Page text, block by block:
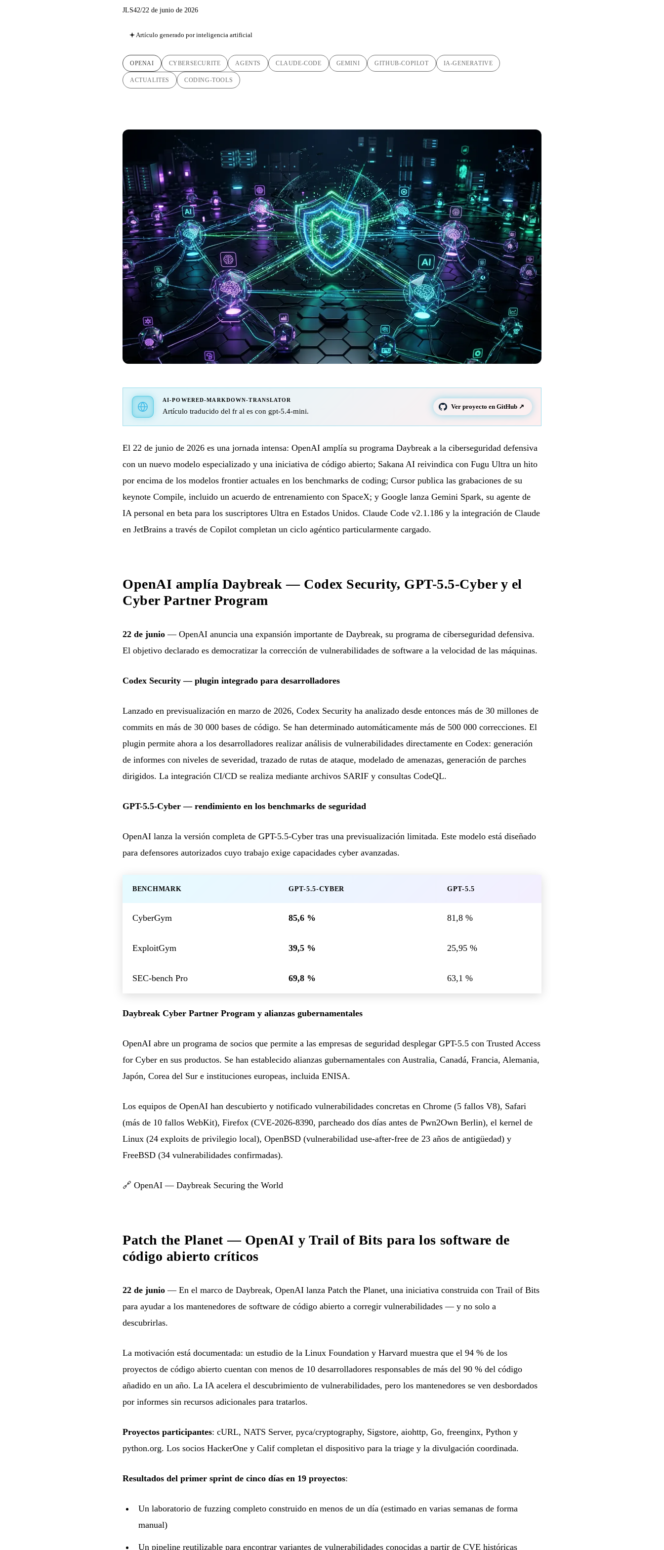
JLS42/22 de junio de 2026
Artículo generado por inteligencia artificial
OPENAI CYBERSECURITE AGENTS CLAUDE-CODE GEMINI GITHUB-COPILOT IA-GENERATIVE
ACTUALITES CODING-TOOLS
AI-POWERED-MARKDOWN-TRANSLATOR
Artículo traducido del fr al es con gpt-5.4-mini.
Ver proyecto en GitHub ↗
El 22 de junio de 2026 es una jornada intensa: OpenAI amplía su programa Daybreak a la ciberseguridad defensiva
con un nuevo modelo especializado y una iniciativa de código abierto; Sakana AI reivindica con Fugu Ultra un hito
por encima de los modelos frontier actuales en los benchmarks de coding; Cursor publica las grabaciones de su
keynote Compile, incluido un acuerdo de entrenamiento con SpaceX; y Google lanza Gemini Spark, su agente de
IA personal en beta para los suscriptores Ultra en Estados Unidos. Claude Code v2.1.186 y la integración de Claude
en JetBrains a través de Copilot completan un ciclo agéntico particularmente cargado.
OpenAI amplía Daybreak — Codex Security, GPT-5.5-Cyber y el
Cyber Partner Program
22 de junio — OpenAI anuncia una expansión importante de Daybreak, su programa de ciberseguridad defensiva.
El objetivo declarado es democratizar la corrección de vulnerabilidades de software a la velocidad de las máquinas.
Codex Security — plugin integrado para desarrolladores
Lanzado en previsualización en marzo de 2026, Codex Security ha analizado desde entonces más de 30 millones de
commits en más de 30 000 bases de código. Se han determinado automáticamente más de 500 000 correcciones. El
plugin permite ahora a los desarrolladores realizar análisis de vulnerabilidades directamente en Codex: generación
de informes con niveles de severidad, trazado de rutas de ataque, modelado de amenazas, generación de parches
dirigidos. La integración CI/CD se realiza mediante archivos SARIF y consultas CodeQL.
GPT-5.5-Cyber — rendimiento en los benchmarks de seguridad
OpenAI lanza la versión completa de GPT-5.5-Cyber tras una previsualización limitada. Este modelo está diseñado
para defensores autorizados cuyo trabajo exige capacidades cyber avanzadas.
BENCHMARK GPT-5.5-CYBER GPT-5.5
CyberGym 85,6 % 81,8 %
ExploitGym 39,5 % 25,95 %
SEC-bench Pro 69,8 % 63,1 %
Daybreak Cyber Partner Program y alianzas gubernamentales
OpenAI abre un programa de socios que permite a las empresas de seguridad desplegar GPT-5.5 con Trusted Access
for Cyber en sus productos. Se han establecido alianzas gubernamentales con Australia, Canadá, Francia, Alemania,
Japón, Corea del Sur e instituciones europeas, incluida ENISA.
Los equipos de OpenAI han descubierto y notificado vulnerabilidades concretas en Chrome (5 fallos V8), Safari
(más de 10 fallos WebKit), Firefox (CVE-2026-8390, parcheado dos días antes de Pwn2Own Berlin), el kernel de
Linux (24 exploits de privilegio local), OpenBSD (vulnerabilidad use-after-free de 23 años de antigüedad) y
FreeBSD (34 vulnerabilidades confirmadas).
🔗 OpenAI — Daybreak Securing the World
Patch the Planet — OpenAI y Trail of Bits para los software de
código abierto críticos
22 de junio — En el marco de Daybreak, OpenAI lanza Patch the Planet, una iniciativa construida con Trail of Bits
para ayudar a los mantenedores de software de código abierto a corregir vulnerabilidades — y no solo a
descubrirlas.
La motivación está documentada: un estudio de la Linux Foundation y Harvard muestra que el 94 % de los
proyectos de código abierto cuentan con menos de 10 desarrolladores responsables de más del 90 % del código
añadido en un año. La IA acelera el descubrimiento de vulnerabilidades, pero los mantenedores se ven desbordados
por informes sin recursos adicionales para tratarlos.
Proyectos participantes: cURL, NATS Server, pyca/cryptography, Sigstore, aiohttp, Go, freenginx, Python y
python.org. Los socios HackerOne y Calif completan el dispositivo para la triage y la divulgación coordinada.
Resultados del primer sprint de cinco días en 19 proyectos:
Un laboratorio de fuzzing completo construido en menos de un día (estimado en varias semanas de forma
manual)
Un pipeline reutilizable para encontrar variantes de vulnerabilidades conocidas a partir de CVE históricas